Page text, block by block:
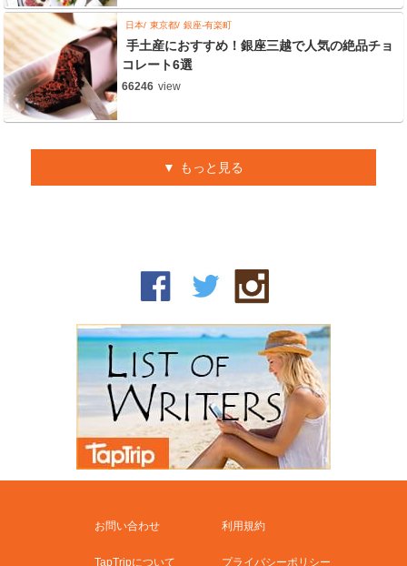
日本 東京都 銀座-有楽町
手土産におすすめ！銀座三越で人気の絶品チョ
コレート6選
66246 view
もっと見る
お問い合わせ 利用規約
TapTripについて プライバシーポリシー